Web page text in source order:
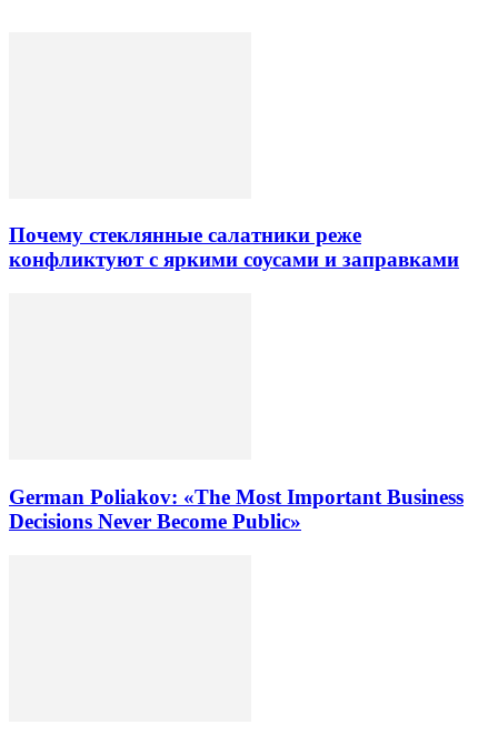
Почему стеклянные салатники реже
конфликтуют с яркими соусами и заправками
German Poliakov: «The Most Important Business
Decisions Never Become Public»